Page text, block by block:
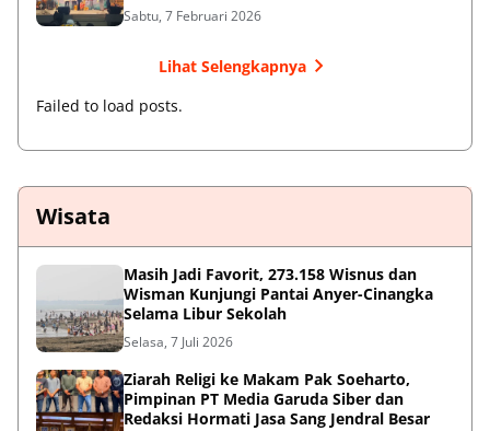
Sabtu, 7 Februari 2026
Lihat Selengkapnya
Failed to load posts.
Wisata
Masih Jadi Favorit, 273.158 Wisnus dan
Wisman Kunjungi Pantai Anyer-Cinangka
Selama Libur Sekolah
Selasa, 7 Juli 2026
Ziarah Religi ke Makam Pak Soeharto,
Pimpinan PT Media Garuda Siber dan
Redaksi Hormati Jasa Sang Jendral Besar